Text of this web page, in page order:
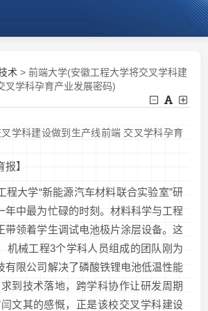
术 > 前端大学(安徽工程大学将交叉学科建
叉学科孕育产业发展密码)
学科建设做到生产线前端 交叉学科孕育
】
程大学“新能源汽车材料联合实验室”研
年中最为忙碌的时刻。材料科学与工程
带领着学生调试电池极片涂层设备。这
机械工程3个学科人员组成的团队刚为
有限公司解决了磷酸铁锂电池低温性能
到技术落地，跨学科协作让研发周期
文其的感慨，正是该校交叉学科建设